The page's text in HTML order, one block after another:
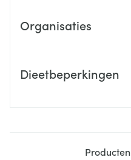
Organisaties
Dieetbeperkingen
Producten